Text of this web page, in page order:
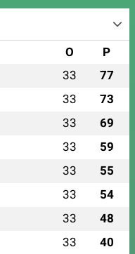
O P
33 77
33 73
33 69
33 59
33 55
33 54
33 48
33 40